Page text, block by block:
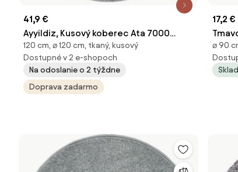
41,9 €
Ayyildiz, Kusový koberec Ata 7000
lightgrey kruh, 120x120 (priemer) kruh,
šedá, obývacia izba
120 cm, ⌀ 120 cm, tkaný, kusový
Dostupné v 2 e-shopoch
Na odoslanie o 2 týždne
Doprava zadarmo
17,2 €
⌀ 90